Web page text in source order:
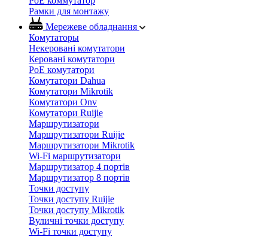
Рамки для монтажу
Мережеве обладнання
Комутаторы
Некеровані комутатори
Керовані комутатори
PoE комутатори
Комутатори Dahua
Комутатори Mikrotik
Комутатори Onv
Комутатори Ruijie
Маршрутизатори
Маршрутизатори Ruijie
Маршрутизатори Mikrotik
Wi-Fi маршрутизатори
Маршрутизатор 4 портів
Маршрутизатор 8 портів
Точки доступу
Точки доступу Ruijie
Точки доступу Mikrotik
Вуличні точки доступу
Wi-Fi точки доступу